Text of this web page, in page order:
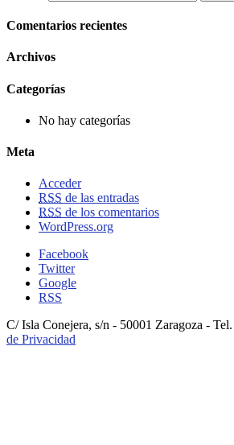
Comentarios recientes
Archivos
Categorías
No hay categorías
Meta
Acceder
RSS de las entradas
RSS de los comentarios
WordPress.org
Facebook
Twitter
Google
RSS
C/ Isla Conejera, s/n - 50001 Zaragoza -
de Privacidad